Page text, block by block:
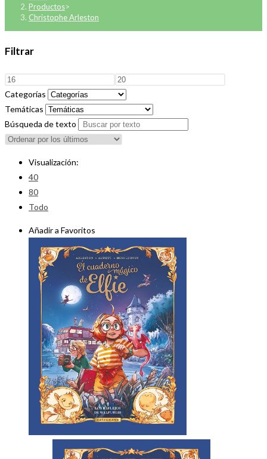
Productos>
Christophe Arleston
Filtrar
Categorías
Temáticas
Búsqueda de texto
Visualización:
40
80
Todo
Añadir a Favoritos